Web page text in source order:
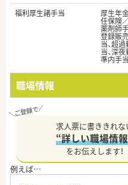
福利厚生諸手当
厚生年
任保険
薬剤師
登録販
当、超
当、深
準内手
職場情報
求人票に書ききれな
“詳しい職場情
をお伝えします！